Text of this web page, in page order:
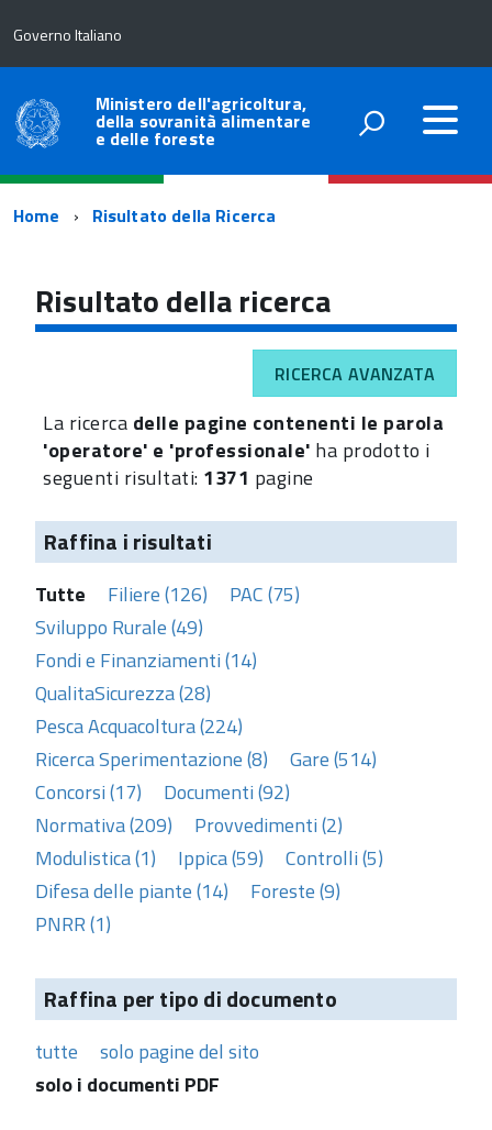
Governo Italiano
Ministero dell'agricoltura,
della sovranità alimentare
e delle foreste
Percorso
navigazione
Home Risultato della Ricerca
Risultato della ricerca
RICERCA AVANZATA
La ricerca delle pagine contenenti le parola
'operatore' e 'professionale' ha prodotto i
seguenti risultati: 1371 pagine
Raffina i risultati
Tutte Filiere (126)
PAC (75)
Sviluppo Rurale (49)
Fondi e Finanziamenti (14)
QualitaSicurezza (28)
Pesca Acquacoltura (224)
Ricerca Sperimentazione (8)
Gare (514)
Concorsi (17)
Documenti (92)
Normativa (209)
Provvedimenti (2)
Modulistica (1)
Ippica (59)
Controlli (5)
Difesa delle piante (14)
Foreste (9)
PNRR (1)
Raffina per tipo di documento
tutte
solo pagine del sito
solo i documenti PDF